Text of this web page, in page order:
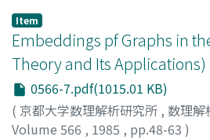
Item
Embeddings pf Graphs in
Theory and Its Applications)
0566-7.pdf(1015.01 KB)
( 京都大学数理解析研究所 , 数理解
Volume 566 , 1985 , pp.48-63 )